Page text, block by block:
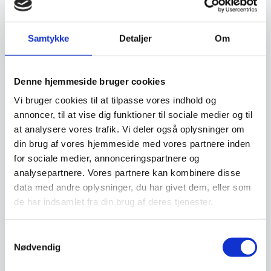
Samtykke Detaljer Om
Denne hjemmeside bruger cookies
Vi bruger cookies til at tilpasse vores indhold og
annoncer, til at vise dig funktioner til sociale medier og til
at analysere vores trafik. Vi deler også oplysninger om
din brug af vores hjemmeside med vores partnere inden
for sociale medier, annonceringspartnere og
analysepartnere. Vores partnere kan kombinere disse
data med andre oplysninger, du har givet dem, eller som
de har indsamlet fra din brug af deres tjenester.
Nødvendig
vare
flere
vælges
på
varesiden
Dette
vare
Organisk spejl 45×80 cm
Dette organiske spejl fra
INCADO forener skandinavisk
850,00 DKK
Organisk spejl med
facetkant – Halo – Flere
størrelser
Dette spejl med facetkant
forener det organiske design
med et sofistikeret…
Dette